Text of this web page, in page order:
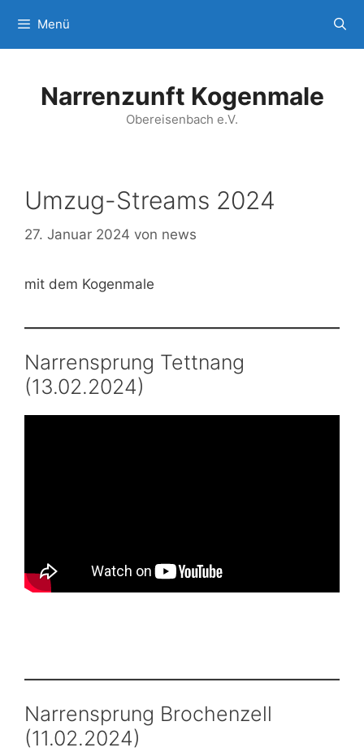
Inhalt
springen
Menü
Narrenzunft Kogenmale
Obereisenbach e.V.
Umzug-Streams 2024
27. Januar 2024 von news
mit dem Kogenmale
Narrensprung Tettnang
(13.02.2024)
Narrensprung Brochenzell
(11.02.2024)